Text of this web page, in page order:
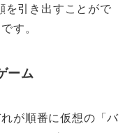
引き出すことがで
す。
ーム
が順番に仮想の「バ